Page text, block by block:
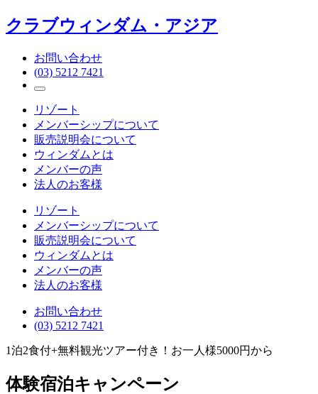
クラブウィンダム・アジア
お問い合わせ
(03) 5212 7421
リゾート
メンバーシップについて
販売説明会について
ウィンダムとは
メンバーの声
法人のお客様
リゾート
メンバーシップについて
販売説明会について
ウィンダムとは
メンバーの声
法人のお客様
お問い合わせ
(03) 5212 7421
1泊2食付+無料観光ツアー付き！お一人様5000円から
体験宿泊キャンペーン